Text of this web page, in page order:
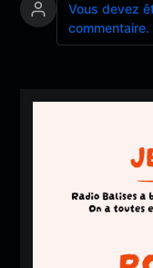
Vous devez
commentaire.